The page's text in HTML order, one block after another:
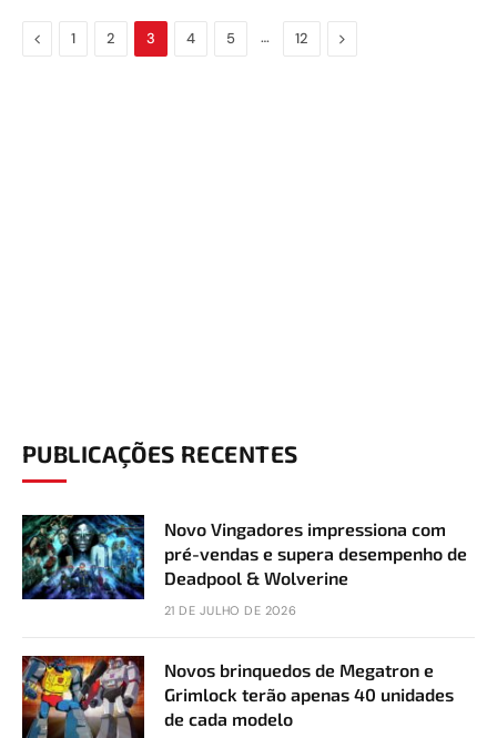
Previous
1 2 3 4 5 … 12 Next
PUBLICAÇÕES RECENTES
Novo Vingadores impressiona com
pré-vendas e supera desempenho de
Deadpool & Wolverine
21 DE JULHO DE 2026
Novos brinquedos de Megatron e
Grimlock terão apenas 40 unidades
de cada modelo